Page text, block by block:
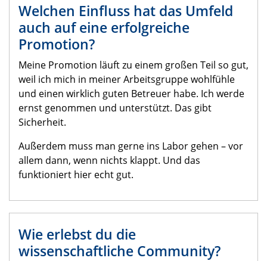
Welchen Einfluss hat das Umfeld
auch auf eine erfolgreiche
Promotion?
Meine Promotion läuft zu einem großen Teil so gut,
weil ich mich in meiner Arbeitsgruppe wohlfühle
und einen wirklich guten Betreuer habe. Ich werde
ernst genommen und unterstützt. Das gibt
Sicherheit.
Außerdem muss man gerne ins Labor gehen – vor
allem dann, wenn nichts klappt. Und das
funktioniert hier echt gut.
Wie erlebst du die
wissenschaftliche Community?